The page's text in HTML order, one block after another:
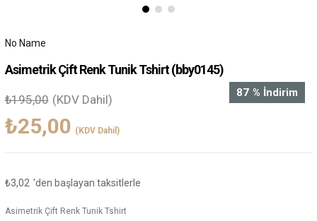
No Name
Asimetrik Çift Renk Tunik Tshirt(bby0145)
%
87 İndirim
₺195,00 (KDV Dahil)
₺25,00 (KDV Dahil)
₺3,02 'den başlayan taksitlerle
Asimetrik Çift Renk Tunik Tshirt